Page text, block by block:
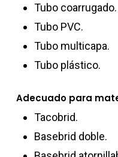
Tubo coarrugado.
Tubo PVC.
Tubo multicapa.
Tubo plástico.
Adecuado para
Tacobrid.
Basebrid doble.